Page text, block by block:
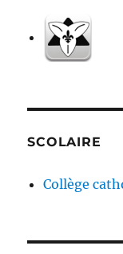
SCOLAIRE
Collège